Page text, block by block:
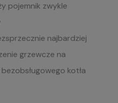
pojemnik zwykle
najbardziej
grzewcze na
kotła